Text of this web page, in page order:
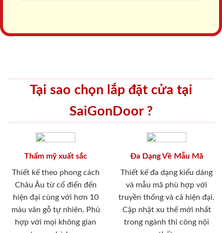
Tại sao chọn lắp đặt cửa tại
SaiGonDoor ?
Thẩm mỹ xuất sắc
Thiết kế theo phong cách
Châu Âu từ cổ điển đến
hiện đại cùng với hơn 10
màu vân gỗ tự nhiên. Phù
hợp với mọi không gian
Đa Dạng Về Mẫu Mã
Thiết kế đa dạng kiểu dáng
và mẫu mã phù hợp với
truyền thống và cả hiện đại.
Cập nhật xu thế mới nhất
trong ngành thi công nội